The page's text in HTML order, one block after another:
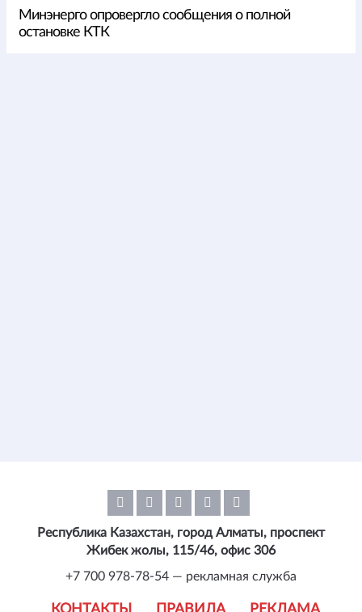
Минэнерго опровергло сообщения о полной
остановке КТК
Республика Казахстан, город Алматы, проспект
Жибек жолы, 115/46, офис 306
+7 700 978-78-54 — рекламная служба